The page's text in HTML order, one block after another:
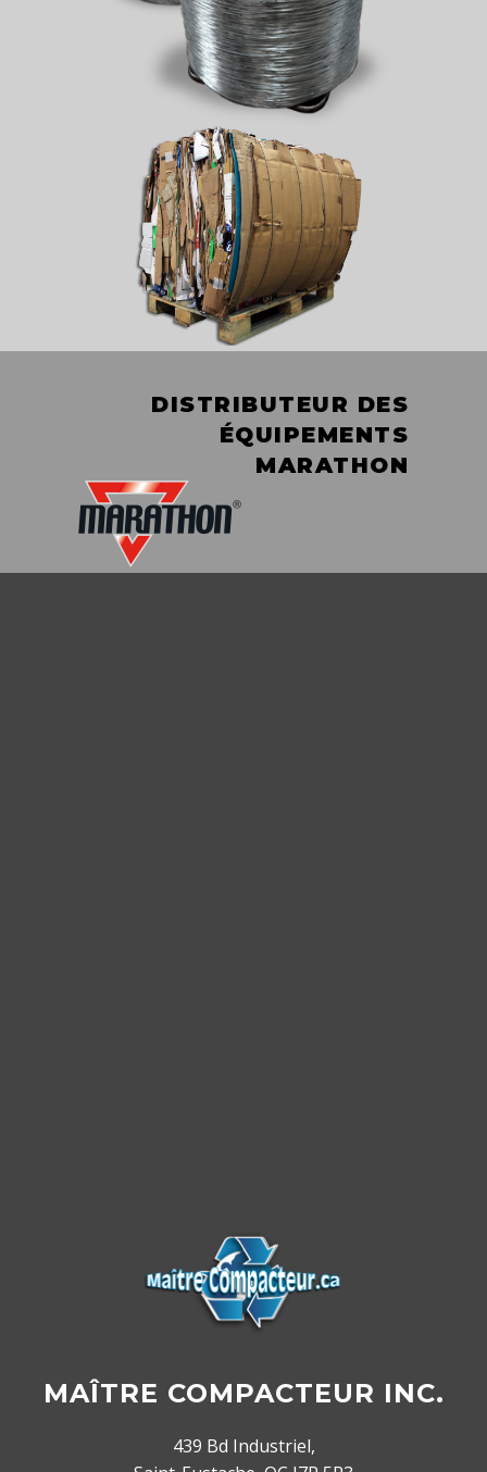
DISTRIBUTEUR DES
ÉQUIPEMENTS
MARATHON
MAÎTRE COMPACTEUR INC.
439 Bd Industriel,